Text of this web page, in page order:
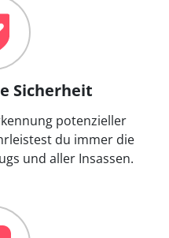
Sicherheit
potenzieller
du immer die
und aller Insassen.